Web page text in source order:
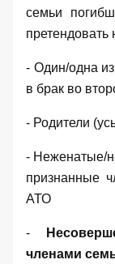
семьи
- Один/одна
в брак во
- Родители
- Неженатые/
признанные
АТО
-
членами